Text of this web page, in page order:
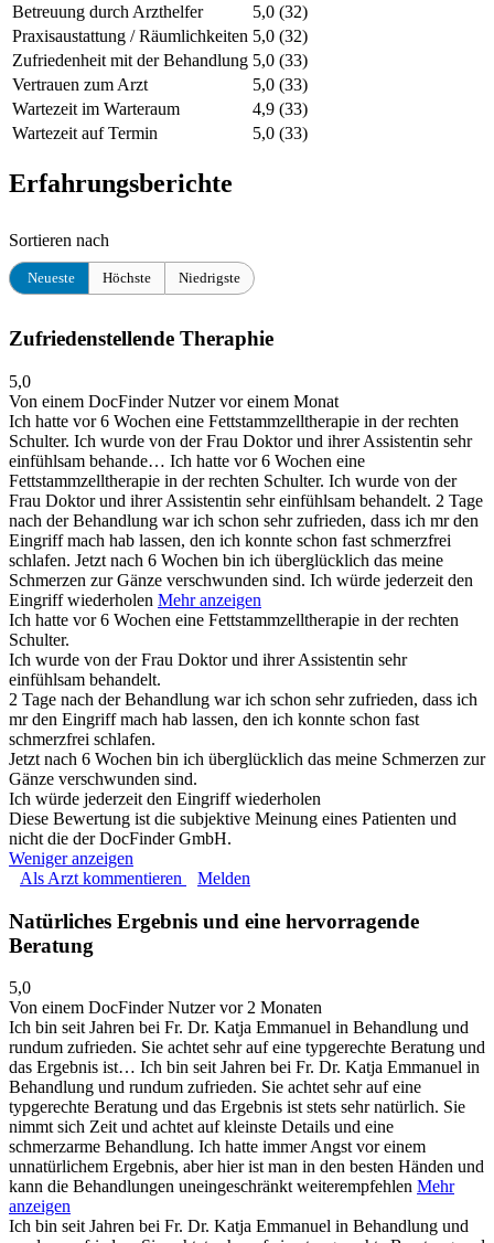
Betreuung durch Arzthelfer
5,0 (32)
Praxisaustattung / Räumlichkeiten 5,0 (32)
Zufriedenheit mit der Behandlung 5,0 (33)
Vertrauen zum Arzt
5,0 (33)
Wartezeit im Warteraum
4,9 (33)
Wartezeit auf Termin
5,0 (33)
Erfahrungsberichte
Sortieren nach
Neueste Höchste Niedrigste
Zufriedenstellende Theraphie
5,0
Von einem DocFinder Nutzervor einem Monat
Ich hatte vor 6 Wochen eine Fettstammzelltherapie in der rechten
Schulter. Ich wurde von der Frau Doktor und ihrer Assistentin sehr
einfühlsam behande… Ich hatte vor 6 Wochen eine
Fettstammzelltherapie in der rechten Schulter. Ich wurde von der
Frau Doktor und ihrer Assistentin sehr einfühlsam behandelt. 2 Tage
nach der Behandlung war ich schon sehr zufrieden, dass ich mr den
Eingriff mach hab lassen, den ich konnte schon fast schmerzfrei
schlafen. Jetzt nach 6 Wochen bin ich überglücklich das meine
Schmerzen zur Gänze verschwunden sind. Ich würde jederzeit den
Eingriff wiederholen Mehr anzeigen
Ich hatte vor 6 Wochen eine Fettstammzelltherapie in der rechten
Schulter.
Ich wurde von der Frau Doktor und ihrer Assistentin sehr
einfühlsam behandelt.
2 Tage nach der Behandlung war ich schon sehr zufrieden, dass ich
mr den Eingriff mach hab lassen, den ich konnte schon fast
schmerzfrei schlafen.
Jetzt nach 6 Wochen bin ich überglücklich das meine Schmerzen zur
Gänze verschwunden sind.
Ich würde jederzeit den Eingriff wiederholen
Diese Bewertung ist die subjektive Meinung eines Patienten und
nicht die der DocFinder GmbH.
Weniger anzeigen
Als Arzt kommentieren
Melden
Natürliches Ergebnis und eine hervorragende
Beratung
5,0
Von einem DocFinder Nutzervor 2 Monaten
Ich bin seit Jahren bei Fr. Dr. Katja Emmanuel in Behandlung und
rundum zufrieden. Sie achtet sehr auf eine typgerechte Beratung und
das Ergebnis ist… Ich bin seit Jahren bei Fr. Dr. Katja Emmanuel in
Behandlung und rundum zufrieden. Sie achtet sehr auf eine
typgerechte Beratung und das Ergebnis ist stets sehr natürlich. Sie
nimmt sich Zeit und achtet auf kleinste Details und eine
schmerzarme Behandlung. Ich hatte immer Angst vor einem
unnatürlichem Ergebnis, aber hier ist man in den besten Händen und
kann die Behandlungen uneingeschränkt weiterempfehlen Mehr
anzeigen
Ich bin seit Jahren bei Fr. Dr. Katja Emmanuel in Behandlung und